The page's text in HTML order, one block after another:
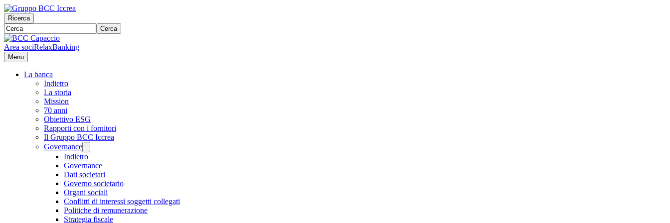
Ricerca
Cerca
Area sociRelaxBanking
Menu
La banca
Indietro
La storia
Mission
70 anni
Obiettivo ESG
Rapporti con i fornitori
Il Gruppo BCC Iccrea
Governance
Indietro
Governance
Dati societari
Governo societario
Organi sociali
Conflitti di interessi soggetti collegati
Politiche di remunerazione
Strategia fiscale